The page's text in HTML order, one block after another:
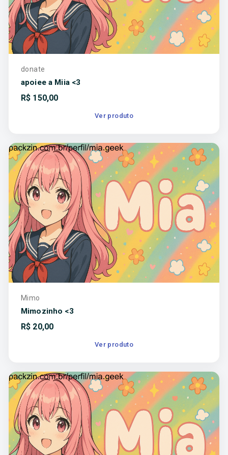
donate
apoiee a Miia <3
R$ 150,00
Ver produto
Mimo
Mimozinho <3
R$ 20,00
Ver produto